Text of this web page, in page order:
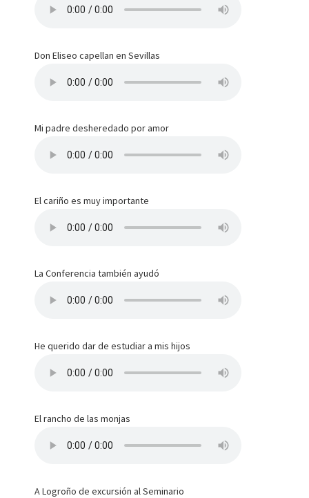
Don Eliseo capellan en Sevillas
Mi padre desheredado por amor
El cariño es muy importante
La Conferencia también ayudó
He querido dar de estudiar a mis hijos
El rancho de las monjas
A Logroño de excursión al Seminario